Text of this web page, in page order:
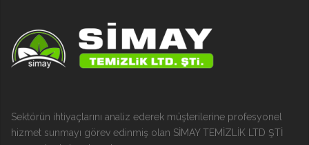
Sektörün ihtiyaçlarını analiz ederek müşterilerine profesyonel
hizmet sunmayı görev edinmiş olan SİMAY TEMİZLİK LTD ŞTİ